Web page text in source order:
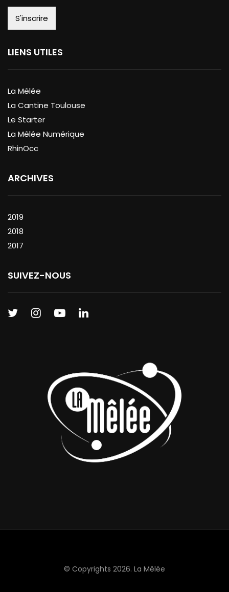
LIENS UTILES
La Mêlée
La Cantine Toulouse
Le Starter
La Mêlée Numérique
RhinOcc
ARCHIVES
2019
2018
2017
SUIVEZ-NOUS
© Copyrights 2026. La Mêlée